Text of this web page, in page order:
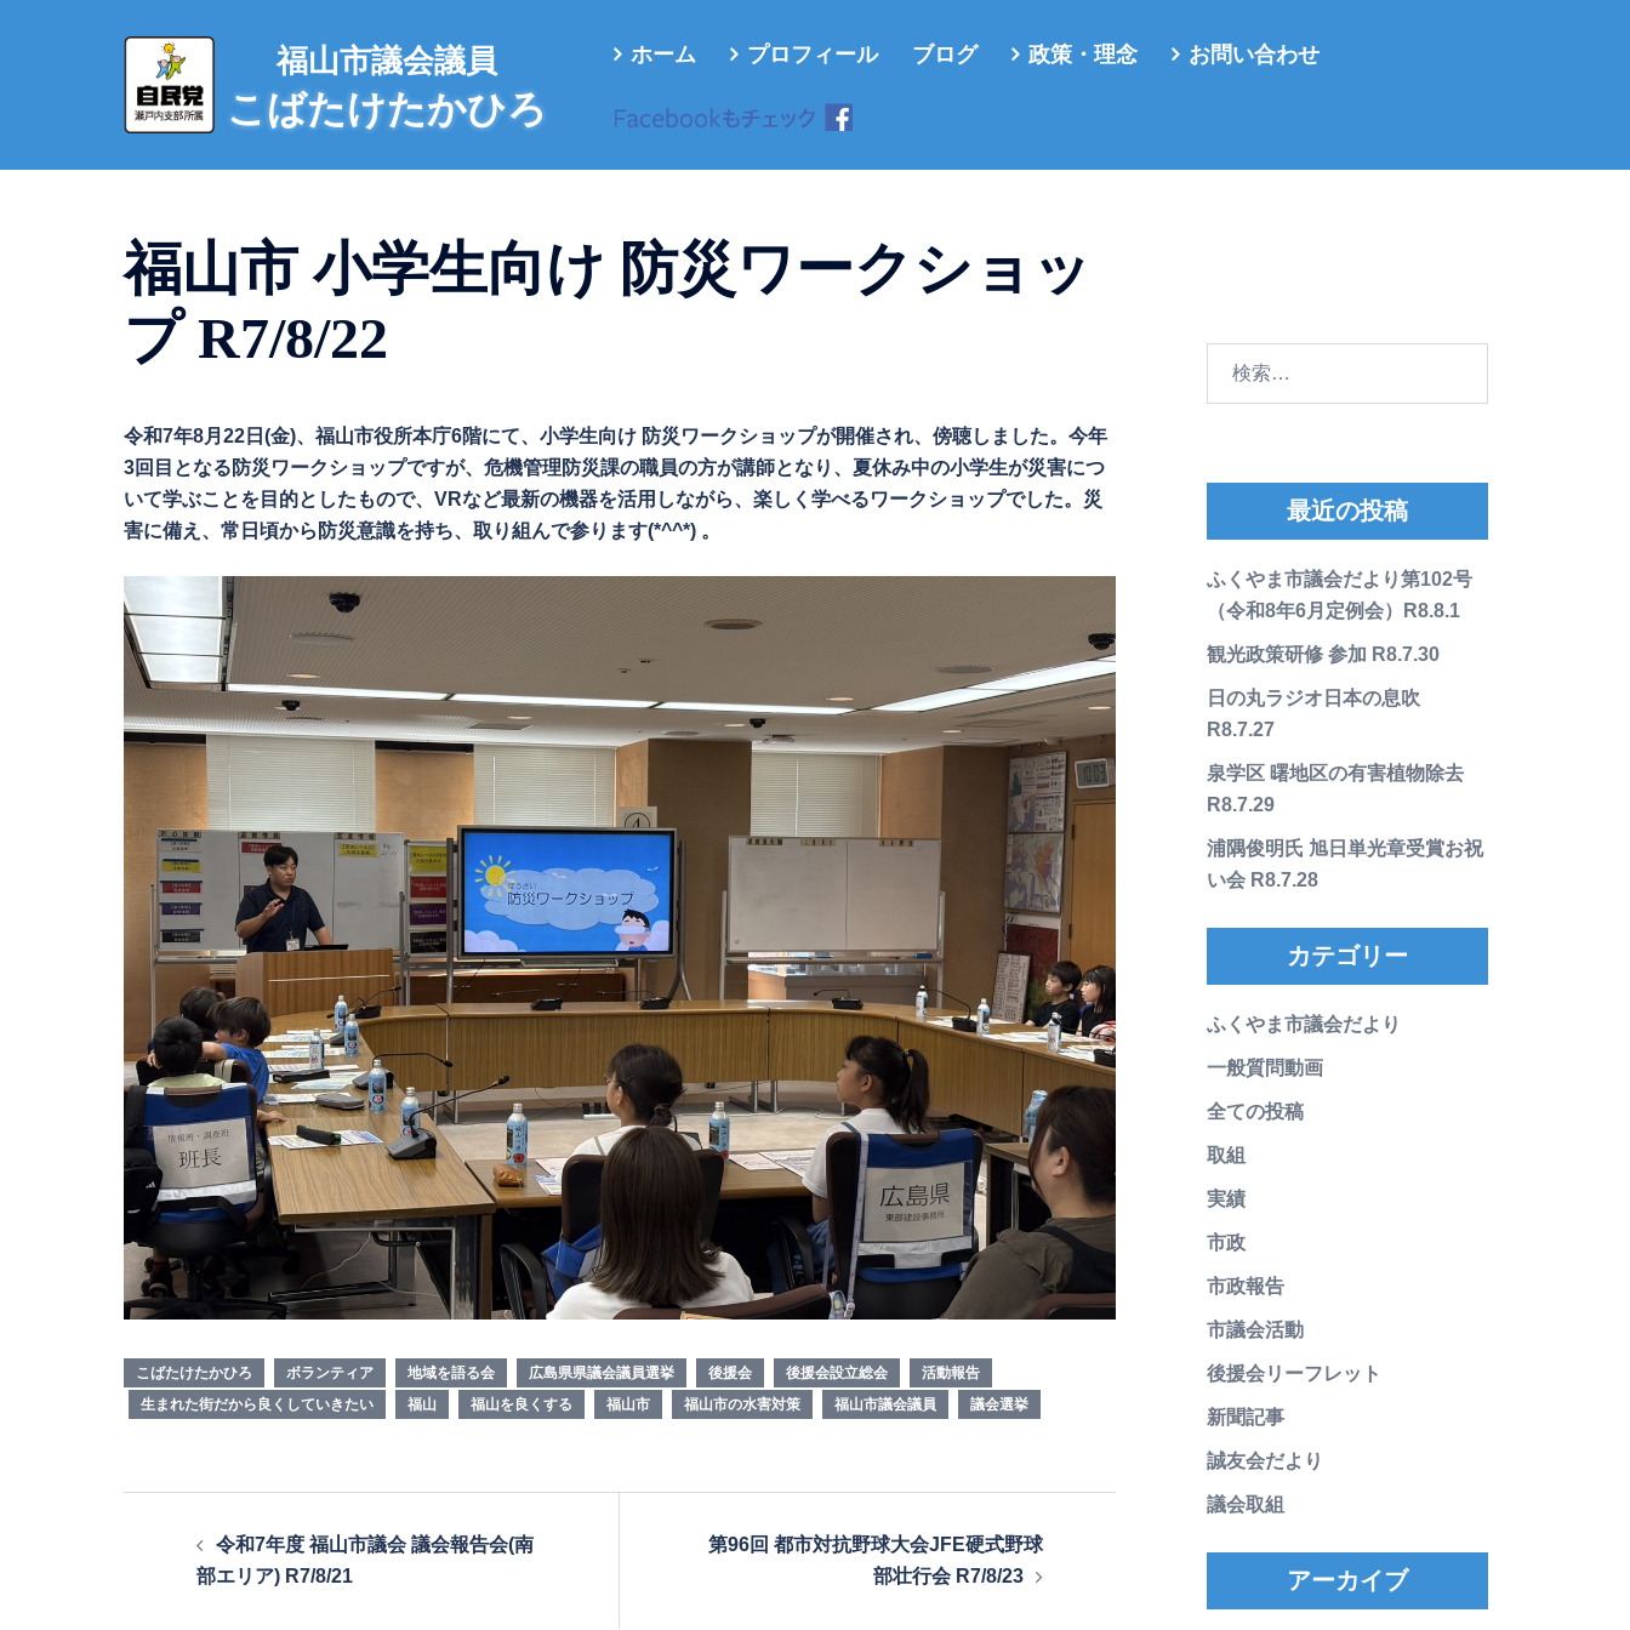
へ
福山市議会議員
こばたけたかひろ
ホーム プロフィール ブログ 政策・理念 お問い合わせ
福山市 小学生向け 防災ワークショッ
プ R7/8/22
令和7年8月22日(金)、福山市役所本庁6階にて、小学生向け 防災ワークショップが開催され、傍聴しました。今年
3回目となる防災ワークショップですが、危機管理防災課の職員の方が講師となり、夏休み中の小学生が災害につ
いて学ぶことを目的としたもので、VRなど最新の機器を活用しながら、楽しく学べるワークショップでした。災
害に備え、常日頃から防災意識を持ち、取り組んで参ります(*^^*) 。
こばたけたかひろ ボランティア 地域を語る会 広島県県議会議員選挙 後援会 後援会設立総会
活動報告
生まれた街だから良くしていきたい
福山 福山を良くする 福山市 福山市の水害対策 福山市議会議員 議会選挙
令和7年度 福山市議会 議会報告会(南
部エリア) R7/8/21
第96回 都市対抗野球大会JFE硬式野球
部壮行会 R7/8/23
最近の投稿
ふくやま市議会だより第102号
（令和8年6月定例会）R8.8.1
観光政策研修 参加 R8.7.30
日の丸ラジオ日本の息吹
R8.7.27
泉学区 曙地区の有害植物除去
R8.7.29
浦隅俊明氏 旭日単光章受賞お祝
い会 R8.7.28
カテゴリー
ふくやま市議会だより
一般質問動画
全ての投稿
取組
実績
市政
市政報告
市議会活動
後援会リーフレット
新聞記事
誠友会だより
議会取組
アーカイブ